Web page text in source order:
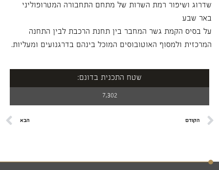
שדרוג ושיפור רמת השרות של מתחם התחבורה המטרופוליני
באר שבע
על בסיס הקמת גשר המחבר בין תחנת הרכבת לבין התחנה
המרכזית ולמסוף האוטובוסים המוכל בינהם בדרגנועים ומעליות.
שטח התכנית בדונם:
7,302
הקודם הבא